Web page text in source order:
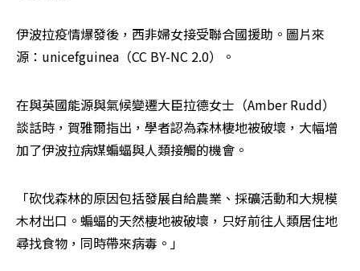
伊波拉疫情爆發後，西非婦女接受聯合國援助。圖片來
源：unicefguinea（CC BY-NC 2.0）。
在與英國能源與氣候變遷大臣拉德女士（Amber Rudd）
談話時，賀雅爾指出，學者認為森林棲地被破壞，大幅增
加了伊波拉病媒蝙蝠與人類接觸的機會。
「砍伐森林的原因包括發展自給農業、採礦活動和大規模
木材出口。蝙蝠的天然棲地被破壞，只好前往人類居住地
尋找食物，同時帶來病毒。」